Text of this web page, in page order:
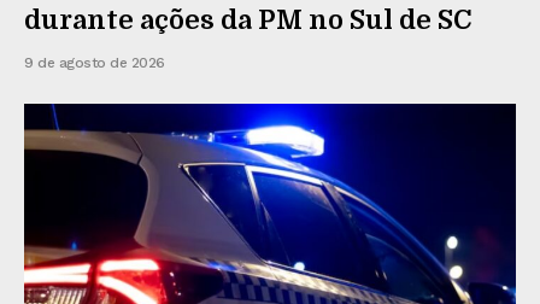
durante ações da PM no Sul de SC
9 de agosto de 2026